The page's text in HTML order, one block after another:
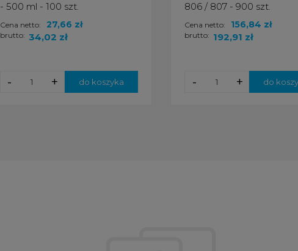
- 500 ml - 100 szt.
brutto: 34,02 zł
Cena netto: 27,66 zł
+
- do koszyka
806 / 807 - 900 szt.
brutto: 192,91 zł
Cena netto: 156,84 zł
+
- do